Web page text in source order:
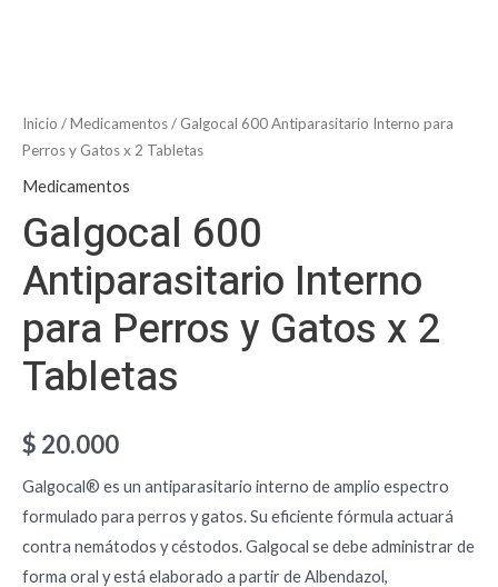
Inicio /Medicamentos/ Galgocal 600 Antiparasitario Interno para
Perros y Gatos x 2 Tabletas
Medicamentos
Galgocal 600
Antiparasitario Interno
para Perros y Gatos x 2
Tabletas
$ 20.000
Galgocal® es un antiparasitario interno de amplio espectro
formulado para perros y gatos. Su eficiente fórmula actuará
contra nemátodos y céstodos. Galgocal se debe administrar de
forma oral y está elaborado a partir de Albendazol,